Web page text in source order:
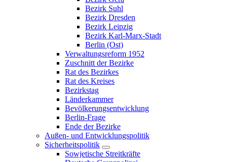
Bezirk Suhl
Bezirk Dresden
Bezirk Leipzig
Bezirk Karl-Marx-Stadt
Berlin (Ost)
Verwaltungsreform 1952
Zuschnitt der Bezirke
Rat des Bezirkes
Rat des Kreises
Bezirkstag
Länderkammer
Bevölkerungsentwicklung
Berlin-Frage
Ende der Bezirke
Außen- und Entwicklungspolitik
Sicherheitspolitik
Sowjetische Streitkräfte